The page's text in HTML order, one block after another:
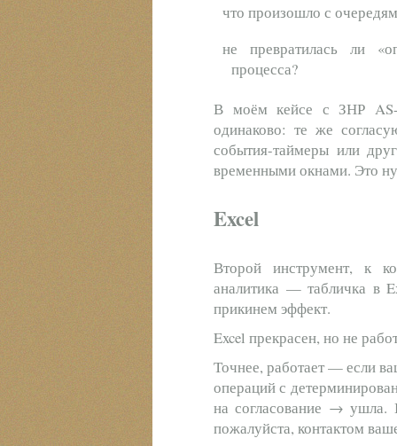
что произошло с
не превратилась ли
процесса?
В моём кейсе с ЗНР
одинаково: те же
события-таймеры или
временными окнами. Это
Excel
Второй инструмент, к
аналитика — табличка в
прикинем эффект.
Excel прекрасен, но не
Точнее, работает — если
операций с
на согласование → ушла.
пожалуйста, контактом